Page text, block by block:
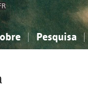
Pesquisa
sociais...
sociais...